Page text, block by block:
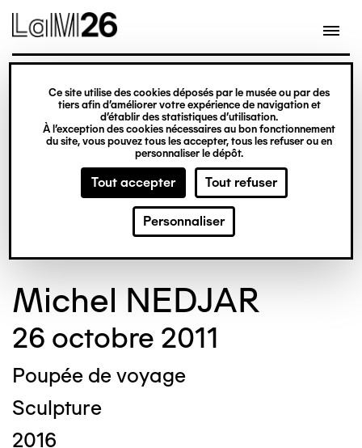
Gestion des cookies
Ce site utilise des cookies déposés par le musée ou par des
tiers afin d’améliorer votre expérience de navigation et
d’établir des statistiques d’utilisation.
À l’exception des cookies nécessaires au bon fonctionnement
du site, vous pouvez tous les accepter, tous les refuser ou en
personnaliser le dépôt.
Tout accepter Tout refuser
Personnaliser
contenu
© Crédit photo : Nicolas Dewitte/LaM Lille
métropole musée d’art moderne d’art
contemporain et d’art brut
Michel NEDJAR
26 octobre 2011
Poupée de voyage
Sculpture
2016